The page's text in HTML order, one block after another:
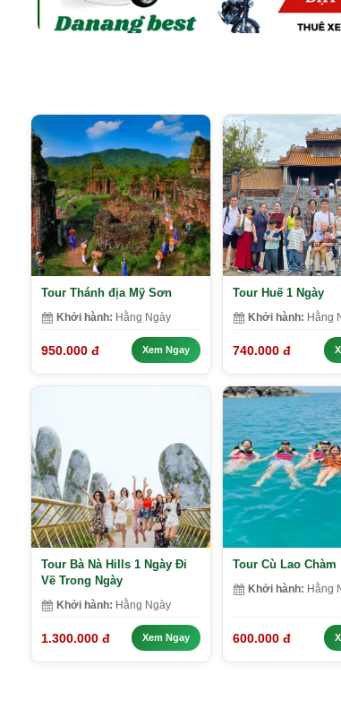
Tour Thánh địa Mỹ Sơn
Khởi hành: Hằng Ngày
950.000 đ Xem Ngay
Tour Huế 1 Ngày
Khởi hành: Hằng
740.000 đ
Tour Bà Nà Hills 1 Ngày Đi
Về Trong Ngày
Khởi hành: Hằng Ngày
1.300.000 đ Xem Ngay
Tour Cù Lao Chàm
Khởi hành: Hằng
600.000 đ